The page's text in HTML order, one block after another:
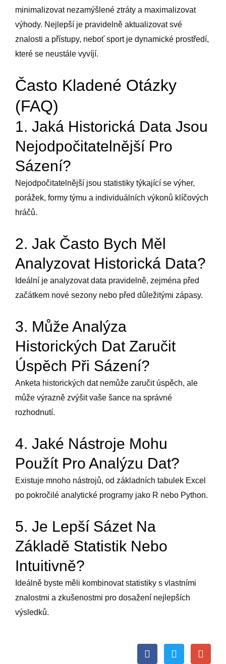
minimalizovat nezamýšlené ztráty a maximalizovat
výhody. Nejlepší je pravidelně aktualizovat své
znalosti a přístupy, neboť sport je dynamické prostředí,
které se neustále vyvíjí.
Často Kladené Otázky
(FAQ)
1. Jaká Historická Data Jsou
Nejodpočitatelnější Pro
Sázení?
Nejodpočitatelnější jsou statistiky týkající se výher,
porážek, formy týmu a individuálních výkonů klíčových
hráčů.
2. Jak Často Bych Měl
Analyzovat Historická Data?
Ideální je analyzovat data pravidelně, zejména před
začátkem nové sezony nebo před důležitými zápasy.
3. Může Analýza
Historických Dat Zaručit
Úspěch Při Sázení?
Anketa historických dat nemůže zaručit úspěch, ale
může výrazně zvýšit vaše šance na správné
rozhodnutí.
4. Jaké Nástroje Mohu
Použít Pro Analýzu Dat?
Existuje mnoho nástrojů, od základních tabulek Excel
po pokročilé analytické programy jako R nebo Python.
5. Je Lepší Sázet Na
Základě Statistik Nebo
Intuitivně?
Ideálně byste měli kombinovat statistiky s vlastními
znalostmi a zkušenostmi pro dosažení nejlepších
výsledků.